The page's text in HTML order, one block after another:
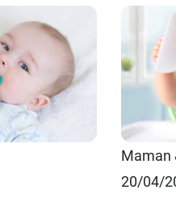
Maman
20/04/